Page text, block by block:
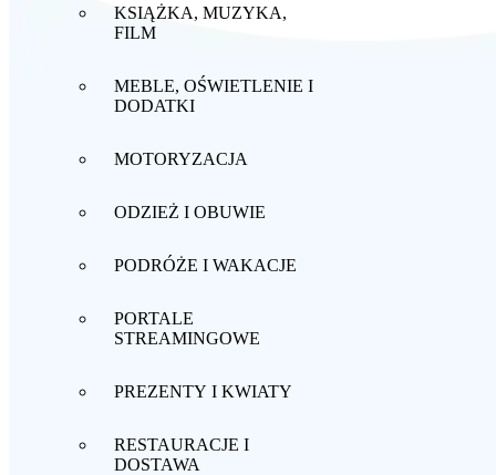
KSIĄŻKA, MUZYKA,
FILM
MEBLE, OŚWIETLENIE I
DODATKI
MOTORYZACJA
ODZIEŻ I OBUWIE
PODRÓŻE I WAKACJE
PORTALE
STREAMINGOWE
PREZENTY I KWIATY
RESTAURACJE I
DOSTAWA